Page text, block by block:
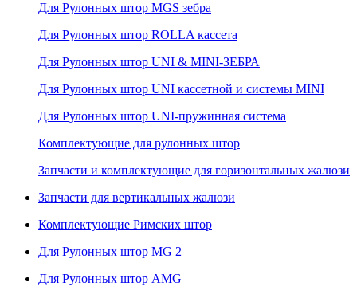
Для Рулонных штор MGS зебра
Для Рулонных штор ROLLA кассета
Для Рулонных штор UNI & MINI-ЗЕБРА
Для Рулонных штор UNI кассетной и системы MINI
Для Рулонных штор UNI-пружинная система
Комплектующие для рулонных штор
Запчасти и комплектующие для горизонтальных жалюзи
Запчасти для вертикальных жалюзи
Комплектующие Римских штор
Для Рулонных штор MG 2
Для Рулонных штор AMG